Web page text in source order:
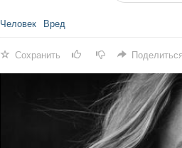
Человек Вред
Сохранить